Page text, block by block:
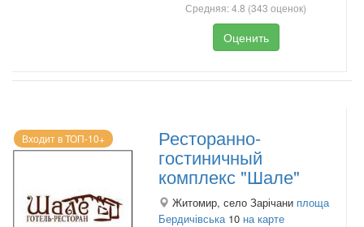
Средняя:4.8 (343 оценок)
Оценить
Входит в ТОП-10+ Ресторанно-
гостиничный
комплекс "Шале"
Житомир, село Зарічани площа
Бердичівська 10 на карте